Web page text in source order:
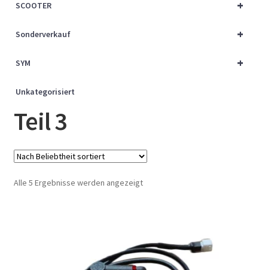
+
SCOOTER
+
Sonderverkauf
+
SYM
Unkategorisiert
Teil 3
Alle 5 Ergebnisse werden angezeigtNach